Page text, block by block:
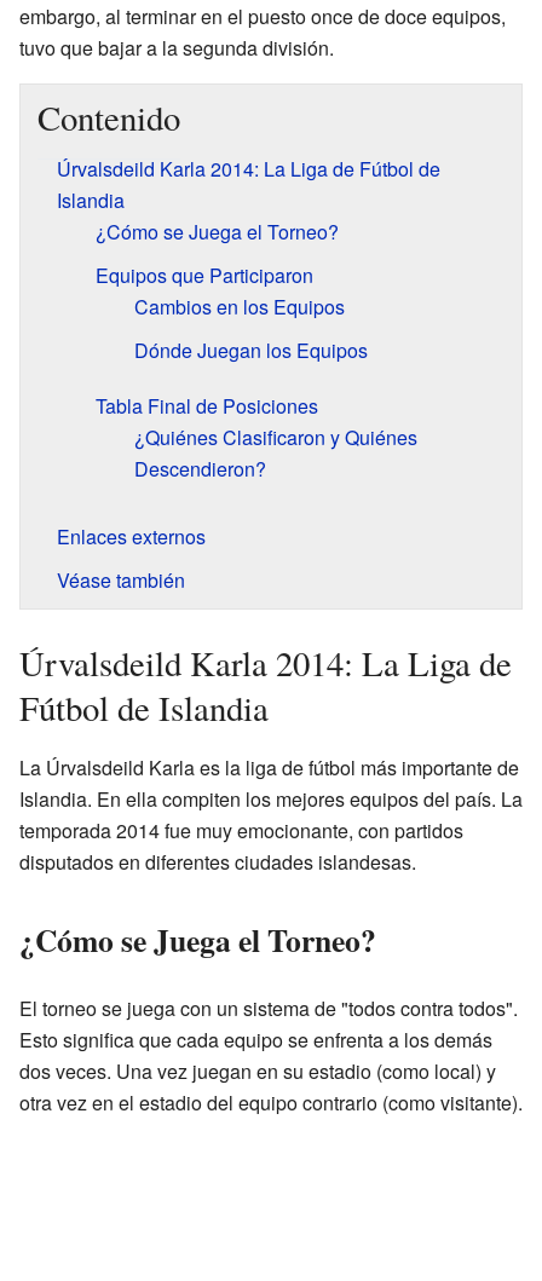
embargo, al terminar en el puesto once de doce equipos,
tuvo que bajar a la segunda división.
Contenido
Úrvalsdeild Karla 2014: La Liga de Fútbol de
Islandia
¿Cómo se Juega el Torneo?
Equipos que Participaron
Cambios en los Equipos
Dónde Juegan los Equipos
Tabla Final de Posiciones
¿Quiénes Clasificaron y Quiénes
Descendieron?
Enlaces externos
Véase también
Úrvalsdeild Karla 2014: La Liga de
Fútbol de Islandia
La Úrvalsdeild Karla es la liga de fútbol más importante de
Islandia. En ella compiten los mejores equipos del país. La
temporada 2014 fue muy emocionante, con partidos
disputados en diferentes ciudades islandesas.
¿Cómo se Juega el Torneo?
El torneo se juega con un sistema de "todos contra todos".
Esto significa que cada equipo se enfrenta a los demás
dos veces. Una vez juegan en su estadio (como local) y
otra vez en el estadio del equipo contrario (como visitante).